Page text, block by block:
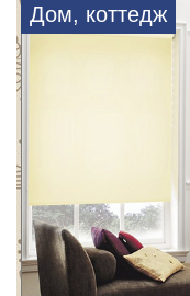
Дом, коттедж